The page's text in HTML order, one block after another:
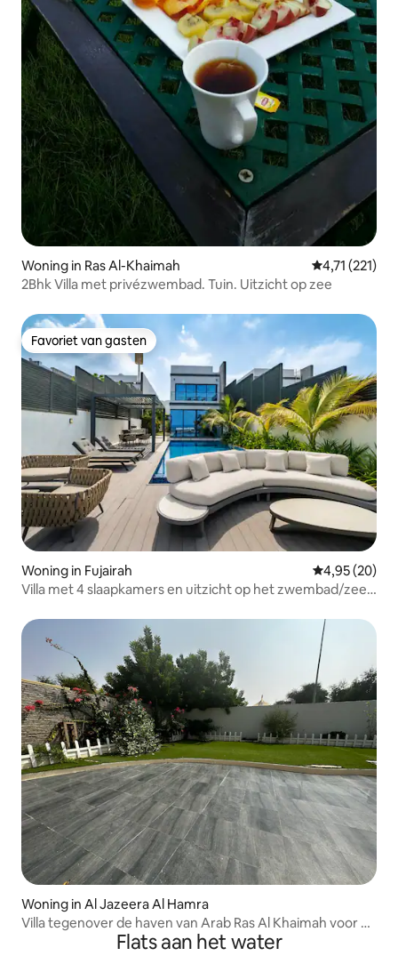
Woning in Ras Al-Khaimah Gemiddelde
4,71 (221)
2Bhk Villa met privézwembad. Tuin. Uitzicht op zee
Favoriet van gasten
Favoriet van gasten
Woning in Fujairah Gemiddelde
4,95 (20)
Villa met 4 slaapkamers en uitzicht op het zwembad/zee
Woning in Al Jazeera Al Hamra
Villa tegenover de haven van Arab Ras Al Khaimah voor de
mooiste winter ter wereldFlats aan het water